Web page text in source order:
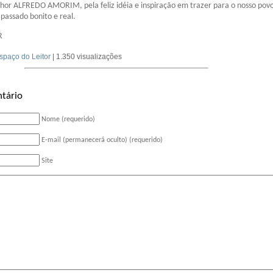
ALFREDO AMORIM, pela feliz idéia e inspiração em trazer para o nosso
bonito e real.
do Leitor | 1.350 visualizações
Nome (requerido)
E-mail (permanecerá oculto) (requerido)
Site